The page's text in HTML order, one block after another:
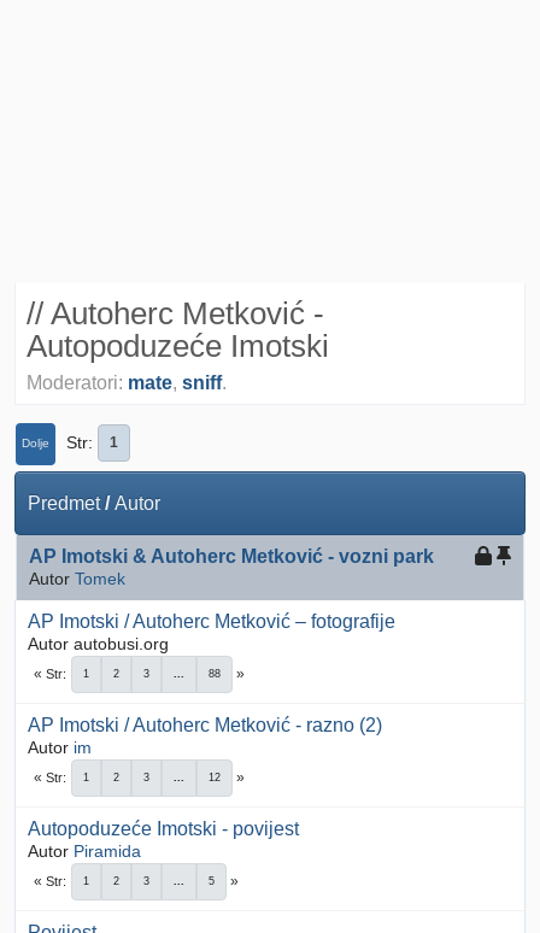
// Autoherc Metković -
Autopoduzeće Imotski
Moderatori: mate, sniff.
Dolje Str 1
Predmet/Autor
AP Imotski & Autoherc Metković - vozni park
Autor Tomek
AP Imotski / Autoherc Metković – fotografije
Autor autobusi.org
Str 1 2 3 ... 88
AP Imotski / Autoherc Metković - razno (2)
Autor im
Str 1 2 3 ... 12
Autopoduzeće Imotski - povijest
Autor Piramida
Str 1 2 3 ... 5